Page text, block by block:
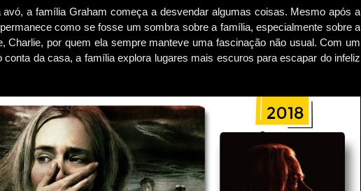
a família Graham começa a desvendar algumas coisas. Mesmo após a
como se fosse um sombra sobre a família, especialmente sobre a
Charlie, por quem ela sempre manteve uma fascinação não usual. Com um
conta da casa, a família explora lugares mais escuros para escapar do infeliz